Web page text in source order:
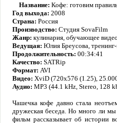
Название: Кофе: готовим
Год выхода: 2008
Страна: Россия
Производство: Студия SovaFilm
Жанр: кулинария, обучающее
Ведущая: Юлия Бреусова,
Продолжительность: 00:34:41
Качество: SATRip
Формат: AVI
Видео: XviD (720x576 (1.25),
Аудио: MP3 (44.1 kHz, Stereo, 128
Чашечка кофе давно стала
дружеская беседа. Но много ли
фильм рассказывает об истории